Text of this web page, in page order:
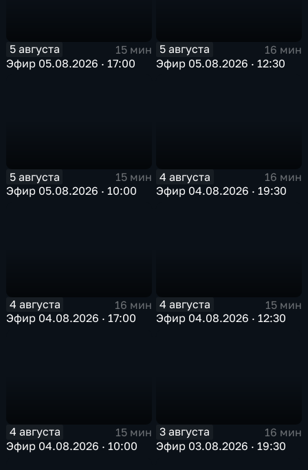
5 августа
15 мин
Эфир 05.08.2026 · 17:00
5 августа
16 мин
Эфир 05.08.2026 · 12:30
5 августа
15 мин
Эфир 05.08.2026 · 10:00
4 августа
16 мин
Эфир 04.08.2026 · 19:30
4 августа
16 мин
Эфир 04.08.2026 · 17:00
4 августа
15 мин
Эфир 04.08.2026 · 12:30
4 августа
15 мин
Эфир 04.08.2026 · 10:00
3 августа
16 мин
Эфир 03.08.2026 · 19:30